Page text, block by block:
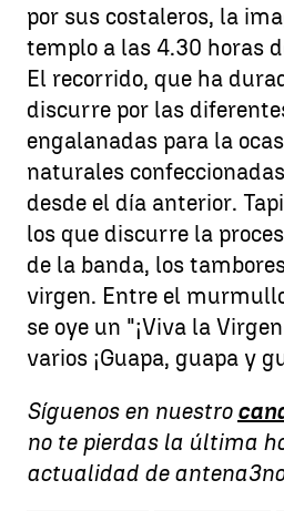
por sus costaleros, la
templo a las 4.30 horas
El recorrido, que ha
discurre por las
engalanadas para la
naturales
desde el día anterior.
los que discurre la
de la banda, los
virgen. Entre el
se oye un "¡Viva la
varios ¡Guapa, guapa y
Síguenos en nuestro
no te pierdas la última
actualidad de